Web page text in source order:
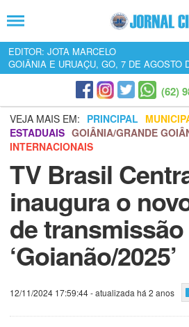
EDITOR: JOTA MARCELO
GOIÂNIA E URUAÇU, GO, 7 DE AGOSTO
(62)
VEJA MAIS EM: PRINCIPAL
ESTADUAIS GOIÂNIA/GRANDE
INTERNACIONAIS
TV Brasil
inaugura o
de
‘Goianão/2025’
12/11/2024 17:59:44- atualizada há 2 anos